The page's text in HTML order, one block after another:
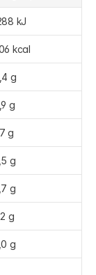
kJ
kcal
g
g
g
g
g
g
g